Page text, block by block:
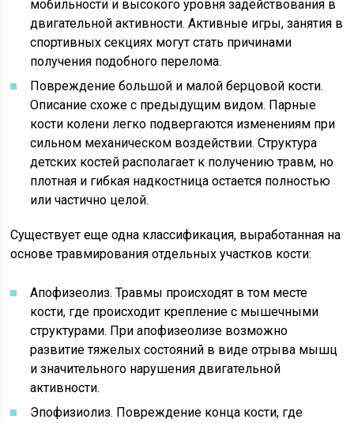
мобильности и высокого уровня задействования в
двигательной активности. Активные игры, занятия в
спортивных секциях могут стать причинами
получения подобного перелома.
Повреждение большой и малой берцовой кости.
Описание схоже с предыдущим видом. Парные
кости колени легко подвергаются изменениям при
сильном механическом воздействии. Структура
детских костей располагает к получению травм, но
плотная и гибкая надкостница остается полностью
или частично целой.
Существует еще одна классификация, выработанная на
основе травмирования отдельных участков кости:
Апофизеолиз. Травмы происходят в том месте
кости, где происходит крепление с мышечными
структурами. При апофизеолизе возможно
развитие тяжелых состояний в виде отрыва мышц
и значительного нарушения двигательной
активности.
Эпофизиолиз. Повреждение конца кости, где